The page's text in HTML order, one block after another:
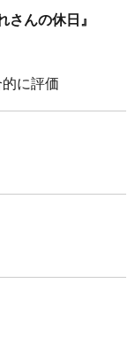
さんの休日』
に評価